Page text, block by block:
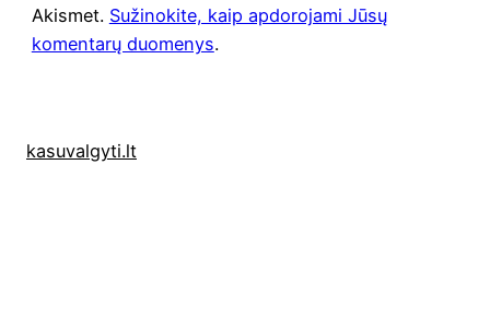
Akismet. Sužinokite, kaip apdorojami Jūsų
komentarų duomenys.
kasuvalgyti.lt